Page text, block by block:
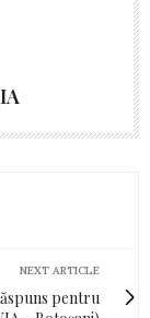
NEXT ARTICLE
pentru